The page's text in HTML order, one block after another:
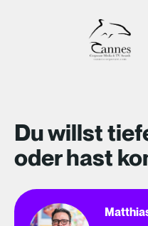
Du willst
oder hast